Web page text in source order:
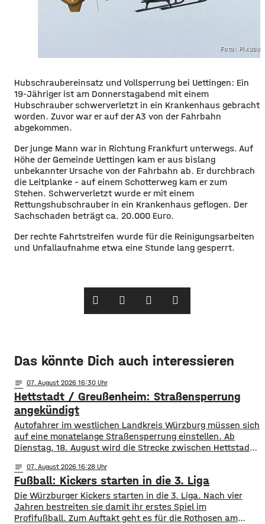
Foto:
Hubschraubereinsatz und Vollsperrung bei Uettingen: Ein
19-Jähriger ist am Donnerstagabend mit einem
Hubschrauber schwerverletzt in ein Krankenhaus gebracht
worden. Zuvor war er auf der A3 von der Fahrbahn
abgekommen.
Der junge Mann war in Richtung Frankfurt unterwegs. Auf
Höhe der Gemeinde Uettingen kam er aus bislang
unbekannter Ursache von der Fahrbahn ab. Er durchbrach
die Leitplanke – auf einem Schotterweg kam er zum
Stehen. Schwerverletzt wurde er mit einem
Rettungshubschrauber in ein Krankenhaus geflogen. Der
Sachschaden beträgt ca. 20.000 Euro.
Der rechte Fahrtstreifen wurde für die Reinigungsarbeiten
und Unfallaufnahme etwa eine Stunde lang gesperrt.
Das könnte Dich auch interessieren
notes 07. August 2026 16:30
Hettstadt / Greußenheim: Straßensperrung
angekündigt
Autofahrer im westlichen Landkreis Würzburg müssen sich
auf eine monatelange Straßensperrung einstellen. Ab
Dienstag, 18. August wird die Strecke zwischen Hettstadt
Staatliche Bauamt an. Die Fahrbahn muss erneuert
werden, sie weist Verdrückungen, Abbrüche, Risse und
gebrochene Fahrbahnränder auf. Auch die Entwässerung
muss erneuert werden. Die Arbeiten seien unter
notes 07. August 2026 16:28
Fußball: Kickers starten in die 3. Liga
Die Würzburger Kickers starten in die 3. Liga. Nach vier
Jahren bestreiten sie damit ihr erstes Spiel im
Profifußball. Zum Auftakt geht es für die Rothosen am